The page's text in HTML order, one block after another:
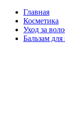
Главная
Косметика
Уход за
Бальзам